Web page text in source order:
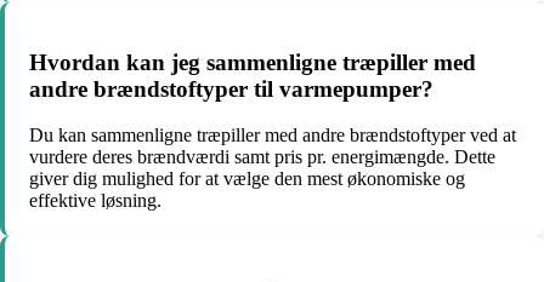
Hvordan kan jeg sammenligne træpiller med
andre brændstoftyper til varmepumper?
Du kan sammenligne træpiller med andre brændstoftyper ved at
vurdere deres brændværdi samt pris pr. energimængde. Dette
giver dig mulighed for at vælge den mest økonomiske og
effektive løsning.